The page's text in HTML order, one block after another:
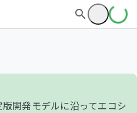
開発モデルに沿ってエコシ